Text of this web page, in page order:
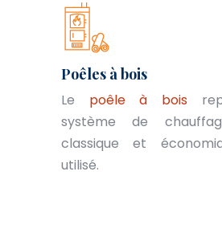
Poêles à bois
Le poêle à bois
système de
classique et
utilisé.